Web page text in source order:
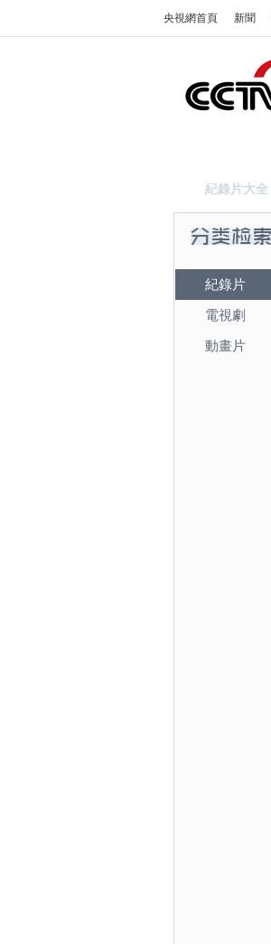
央視網首頁 新聞
紀錄片大全
紀錄片
電視劇
動畫片